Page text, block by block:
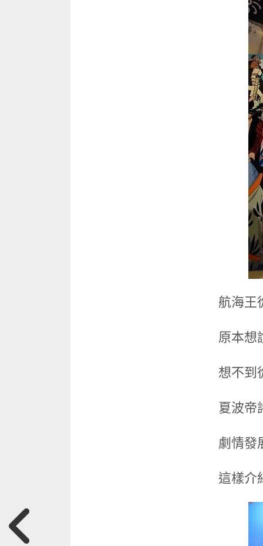
航海王
原本想
想不到
夏波帝
劇情發
這樣介